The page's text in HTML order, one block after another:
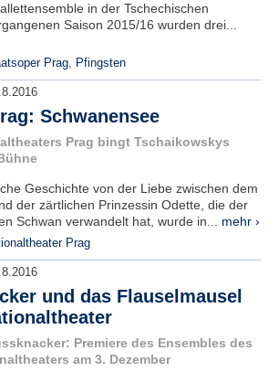
in der Tschechischen
Saison 2015/16 wurden drei...
Prag, Pfingsten
Schwanensee
Prag bingt Tschaikowskys
Geschichte von der Liebe zwischen dem
der zärtlichen Prinzessin Odette, die der
Schwan verwandelt hat, wurde in... mehr ›
Prag
und das Flauselmausel
Premiere des Ensembles des
am 3. Dezember